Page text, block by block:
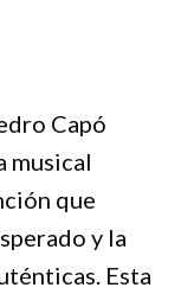
Capó
musical
que
y la
Esta